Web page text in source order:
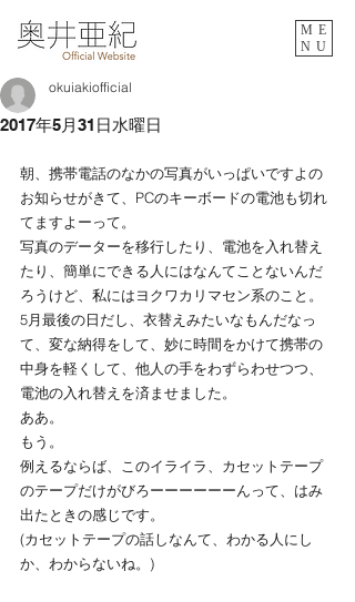
ME
NU
2017年5月31日水曜日
okuiakiofficial
朝、携帯電話のなかの写真がいっぱいですよの
お知らせがきて、PCのキーボードの電池も切れ
てますよーって。
写真のデーターを移行したり、電池を入れ替え
たり、簡単にできる人にはなんてことないんだ
ろうけど、私にはヨクワカリマセン系のこと。
5月最後の日だし、衣替えみたいなもんだなっ
て、変な納得をして、妙に時間をかけて携帯の
中身を軽くして、他人の手をわずらわせつつ、
電池の入れ替えを済ませました。
ああ。
もう。
例えるならば、このイライラ、カセットテープ
のテープだけがびろーーーーーーんって、はみ
出たときの感じです。
(カセットテープの話しなんて、わかる人にし
か、わからないね。)